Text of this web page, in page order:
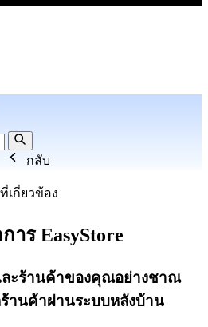
กลับ
เกี่ยวข้อง
าร EasyStore
ะร้านค้าของคุณอย่างชาณ
านค้าผ่านระบบหลังบ้าน